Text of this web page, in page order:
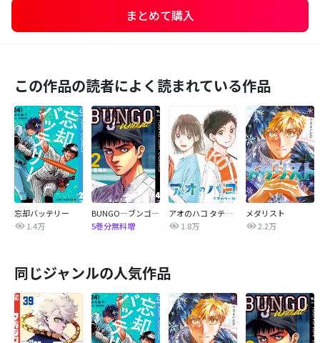
まとめて購入
この作品の読者によく読まれている作品
忘却バッテリー
1.4万
BUNGO―ブンゴ―
5巻分無料増
アオのハコ タテカラー版【タテヨミ】
1.8万
メダリスト
2.2万
同じジャンルの人気作品